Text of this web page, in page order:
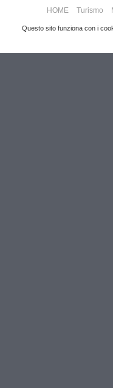
HOME Turismo
Questo sito funziona con i